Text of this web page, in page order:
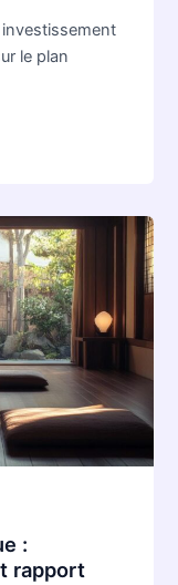
investissement
le plan
:
rapport